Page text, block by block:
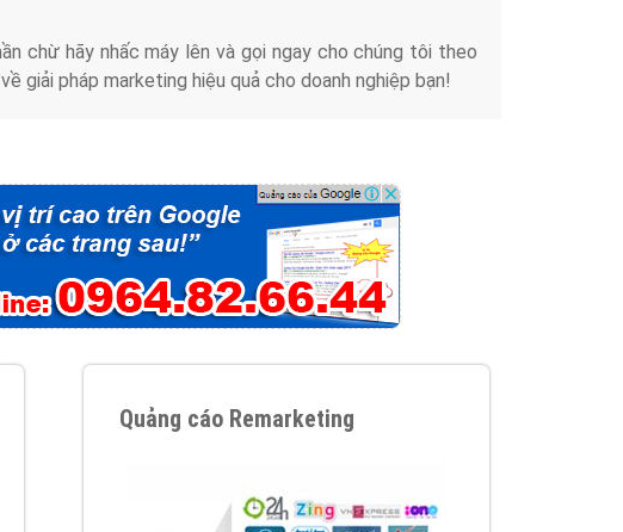
chừ hãy nhấc máy lên và gọi ngay cho chúng tôi theo
giải pháp marketing hiệu quả cho doanh nghiệp bạn!
Quảng cáo Remarketing